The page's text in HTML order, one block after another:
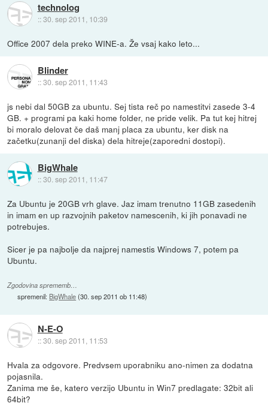
technolog
::30. sep 2011, 10:39
Office 2007 dela preko WINE-a. Že vsaj kako leto...
Blinder
::30. sep 2011, 11:43
js nebi dal 50GB za ubuntu. Sej tista reč po namestitvi zasede 3-4
GB. + programi pa kaki home folder, ne pride velik. Pa tut kej hitrej
bi moralo delovat če daš manj placa za ubuntu, ker disk na
začetku(zunanji del diska) dela hitreje(zaporedni dostopi).
BigWhale
::30. sep 2011, 11:47
Za Ubuntu je 20GB vrh glave. Jaz imam trenutno 11GB zasedenih
in imam en up razvojnih paketov namescenih, ki jih ponavadi ne
potrebujes.
Sicer je pa najbolje da najprej namestis Windows 7, potem pa
Ubuntu.
Zgodovina sprememb…
spremenil: BigWhale(30. sep 2011 ob 11:48)
N-E-O
::30. sep 2011, 11:53
Hvala za odgovore. Predvsem uporabniku ano-nimen za dodatna
pojasnila.
Zanima me še, katero verzijo Ubuntu in Win7 predlagate: 32bit ali
64bit?